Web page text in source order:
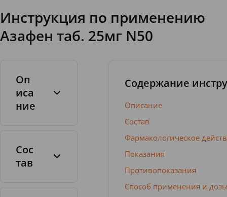
Инструкция по применению
Азафен таб. 25мг N50
Оп
иса
ние
Сос
тав
Содержание
Описание
Состав
Фармакологическое
Показания
Противопоказания
Способ применения и